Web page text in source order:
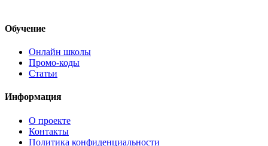
Обучение
Онлайн школы
Промо-коды
Статьи
Информация
О проекте
Контакты
Политика конфиденциальности